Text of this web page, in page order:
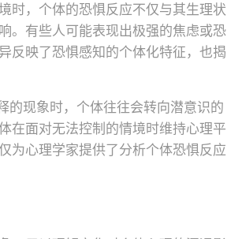
时，个体的恐惧反应不仅与其生理状
。有些人可能表现出极强的焦虑或恐
反映了恐惧感知的个体化特征，也揭
的现象时，个体往往会转向潜意识的
在面对无法控制的情境时维持心理平
为心理学家提供了分析个体恐惧反应